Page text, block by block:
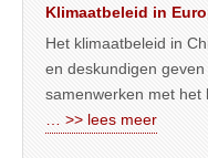
Klimaatbeleid in
Het klimaatbeleid in
en deskundigen
samenwerken met het
… >> lees meer